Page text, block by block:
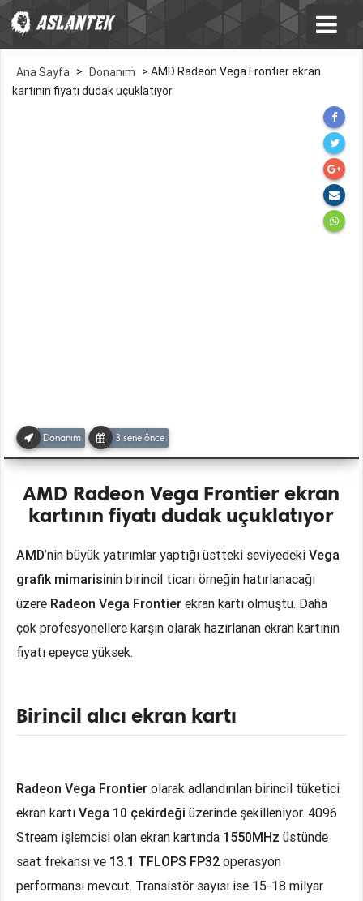
Ana Sayfa > Donanım >AMD Radeon Vega Frontier ekran
kartının fiyatı dudak uçuklatıyor
Donanım 3 sene önce
AMD Radeon Vega Frontier ekran
kartının fiyatı dudak uçuklatıyor
AMD’nin büyük yatırımlar yaptığı üstteki seviyedekiVega
grafik mimarisinin birincil ticari örneğin hatırlanacağı
üzere Radeon Vega Frontier ekran kartı olmuştu. Daha
çok profesyonellere karşın olarak hazırlanan ekran kartının
fiyatı epeyce yüksek.
Birincil alıcı ekran kartı
Radeon Vega Frontier olarak adlandırılan birincil tüketici
ekran kartıVega 10 çekirdeği üzerinde şekilleniyor. 4096
Stream işlemcisi olan ekran kartında 1550MHz üstünde
saat frekansı ve 13.1 TFLOPS FP32 operasyon
performansı mevcut. Transistör sayısı ise 15-18 milyar